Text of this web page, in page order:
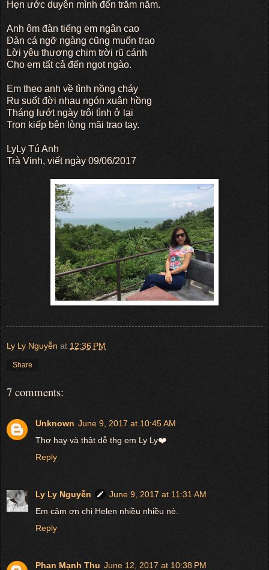
Hẹn ước duyên mình đến trăm năm.
Anh ôm đàn tiếng em ngân cao
Đàn cá ngỡ ngàng cũng muốn trao
Lời yêu thương chim trời rũ cánh
Cho em tất cả đến ngọt ngào.
Em theo anh về tình nồng cháy
Ru suốt đời nhau ngón xuân hồng
Tháng lướt ngày trôi tình ở lại
Trọn kiếp bên lòng mãi trao tay.
LyLy Tú Anh
Trà Vinh, viết ngày 09/06/2017
Ly Ly Nguyễn at 12:36 PM
Share
7 comments:
Unknown June 9, 2017 at 10:45 AM
Thơ hay và thật dễ thg em Ly Ly❤️
Reply
Ly Ly Nguyễn
June 9, 2017 at 11:31 AM
Em cảm ơn chị Helen nhiều nhiều nè.
Reply
Phan Mạnh Thu June 12, 2017 at 10:38 PM